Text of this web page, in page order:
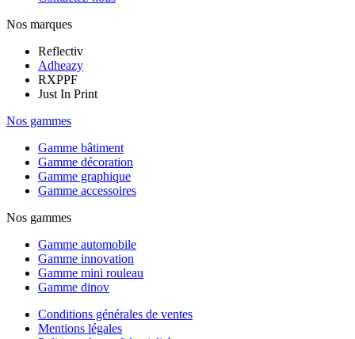
Nos marques
Reflectiv
Adheazy
RXPPF
Just In Print
Nos gammes
Gamme bâtiment
Gamme décoration
Gamme graphique
Gamme accessoires
Nos gammes
Gamme automobile
Gamme innovation
Gamme mini rouleau
Gamme dinov
Conditions générales de ventes
Mentions légales